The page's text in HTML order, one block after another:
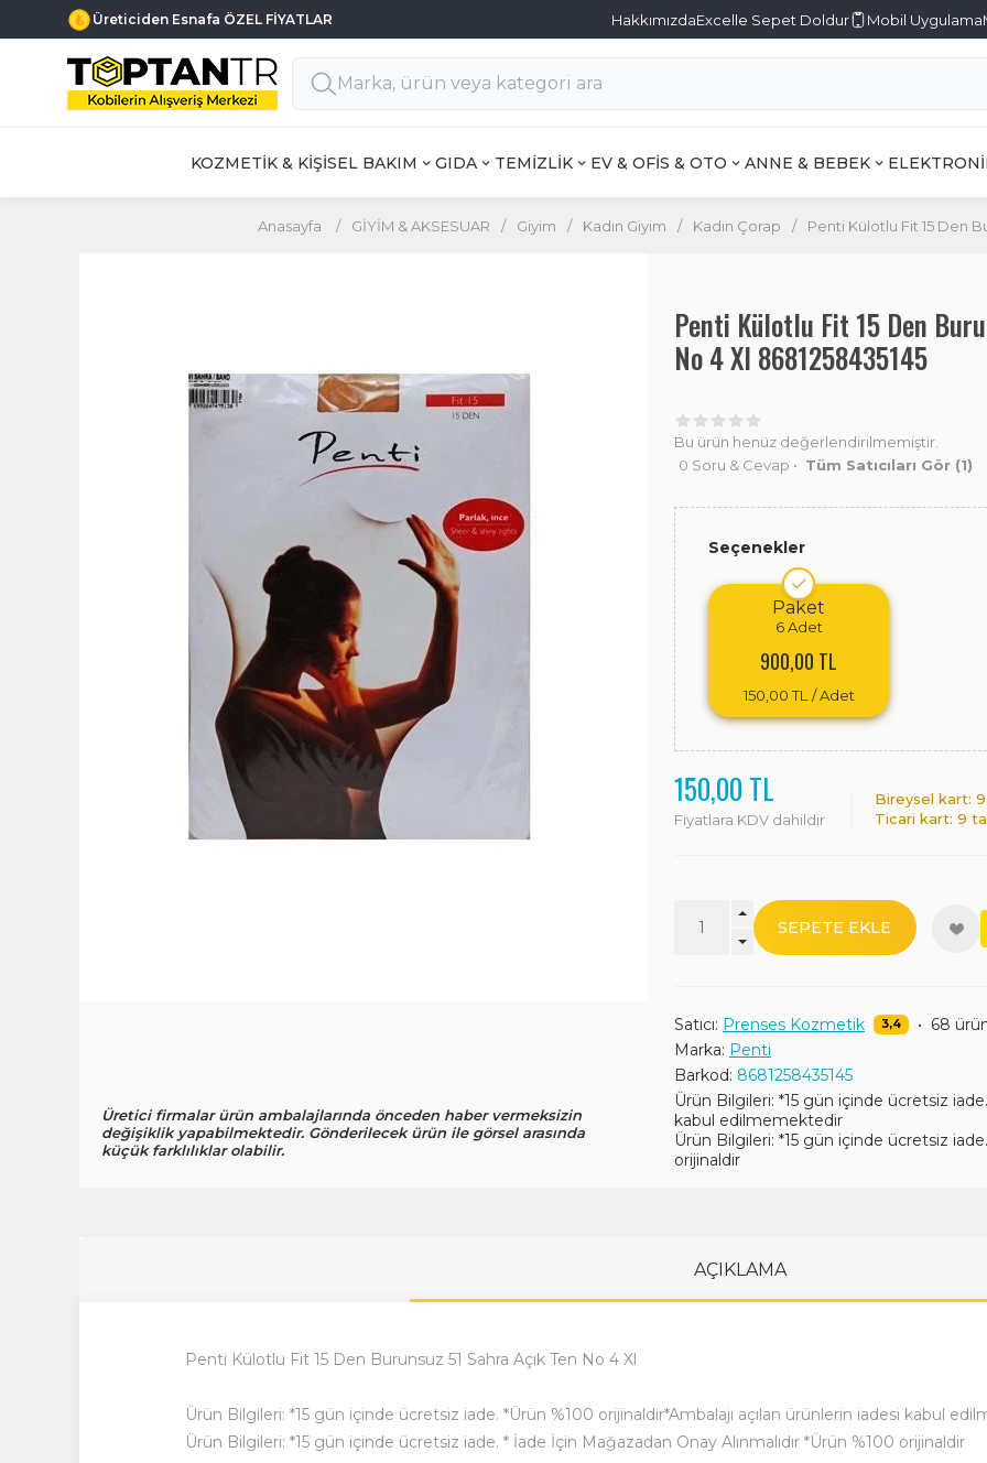
Üreticiden Esnafa ÖZEL FİYATLAR HakkımızdaExcelle Sepet Doldur Mobil Uygulama
KOZMETİK & KİŞİSEL BAKIM GIDA TEMİZLİK EV & OFİS & OTO ANNE & BEBEK
Anasayfa / GİYİM & AKSESUAR / Giyim / Kadın Giyim / Kadın Çorap / Penti Külotlu Fit 15 Den
Üretici firmalar ürün ambalajlarında önceden haber vermeksizin
değişiklik yapabilmektedir. Gönderilecek ürün ile görsel arasında
küçük farklılıklar olabilir.
Penti Külotlu Fit 15 Den
No 4 Xl 8681258435145
Bu ürün henüz değerlendirilmemiştir.
0 Soru & Cevap • Tüm Satıcıları Gör (1)
Seçenekler
Paket
6 Adet
900,00 TL
150,00 TL / Adet
150,00 TL
Fiyatlara KDV dahildir
Bireysel kart:
Ticari kart: 9
SEPETE EKLE
Satıcı: Prenses Kozmetik 3,4 • 68
Marka: Penti
Barkod: 8681258435145
Ürün Bilgileri: *15 gün içinde ücretsiz
kabul edilmemektedir
Ürün Bilgileri: *15 gün içinde ücretsiz
orijinaldir
AÇIKLAMA
Penti Külotlu Fit 15 Den Burunsuz 51 Sahra Açık Ten No 4 Xl
Ürün Bilgileri: *15 gün içinde ücretsiz iade. *Ürün %100 orijinaldir*Ambalajı açılan ürünlerin iadesi kabul
Ürün Bilgileri: *15 gün içinde ücretsiz iade. * İade İçin Mağazadan Onay Alınmalıdır *Ürün %100 orijinaldir